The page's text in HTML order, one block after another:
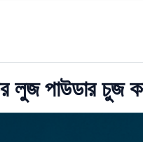
লুজ পাউডার চুজ